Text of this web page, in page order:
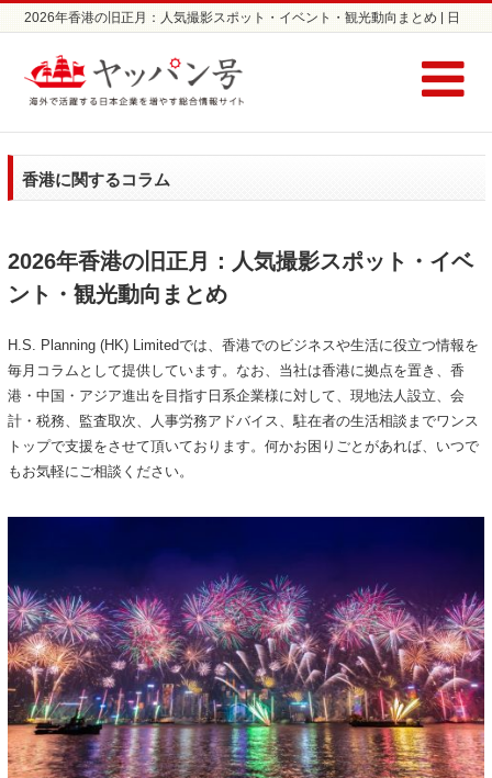
2026年香港の旧正月：人気撮影スポット・イベント・観光動向まとめ | 日
香港に関するコラム
2026年香港の旧正月：人気撮影スポット・イベ
ント・観光動向まとめ
H.S. Planning (HK) Limitedでは、香港でのビジネスや生活に役立つ情報を
毎月コラムとして提供しています。なお、当社は香港に拠点を置き、香
港・中国・アジア進出を目指す日系企業様に対して、現地法人設立、会
計・税務、監査取次、人事労務アドバイス、駐在者の生活相談までワンス
トップで支援をさせて頂いております。何かお困りごとがあれば、いつで
もお気軽にご相談ください。